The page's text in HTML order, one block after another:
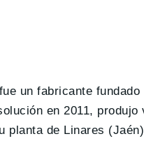
un fabricante fundado
en 2011, produjo
planta de Linares